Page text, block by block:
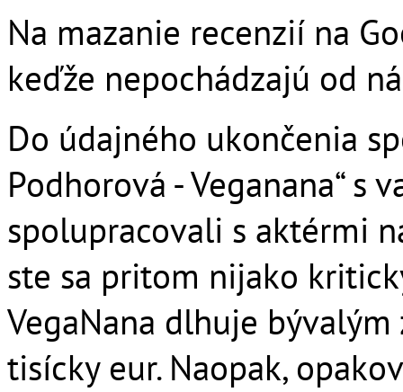
Na mazanie recenzií na
keďže nepochádzajú od
Do údajného ukončenia
Podhorová - Veganana“ s
spolupracovali s aktérmi
ste sa pritom nijako
VegaNana dlhuje
tisícky eur. Naopak,